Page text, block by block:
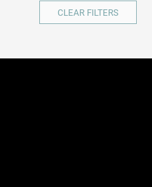
CLEAR FILTERS